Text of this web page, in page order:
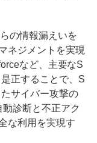
の情報漏えいを
ネジメントを実現
など、主要なS
正することで、S
サイバー攻撃の
診断と不正アク
な利用を実現す